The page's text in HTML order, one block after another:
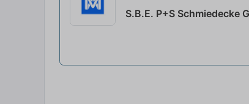
S.B.E. P+S Schmiedecke